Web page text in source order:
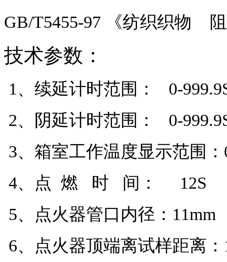
GB/T5455-97 《纺织织物
技术参数：
1、续延计时范围： 0-
2、阴延计时范围： 0-
3、箱室工作温度显示范
4、点 燃 时 间： 12S
5、点火器管口内径：11mm
6、点火器顶端离试样距